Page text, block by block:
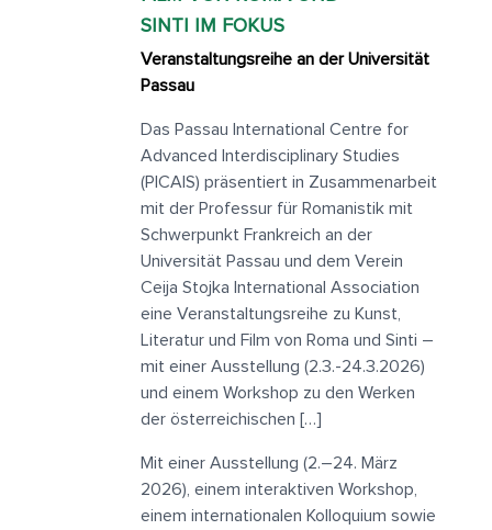
SINTI IM FOKUS
Veranstaltungsreihe an der Universität
Passau
Das Passau International Centre for
Advanced Interdisciplinary Studies
(PICAIS) präsentiert in Zusammenarbeit
mit der Professur für Romanistik mit
Schwerpunkt Frankreich an der
Universität Passau und dem Verein
Ceija Stojka International Association
eine Veranstaltungsreihe zu Kunst,
Literatur und Film von Roma und Sinti –
mit einer Ausstellung (2.3.-24.3.2026)
und einem Workshop zu den Werken
der österreichischen […]
Mit einer Ausstellung (2.–24. März
2026), einem interaktiven Workshop,
einem internationalen Kolloquium sowie